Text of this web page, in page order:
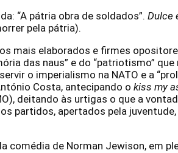
“A pátria obra de soldados”. Dulce
pela pátria).
mais elaborados e firmes
das naus” e do “patriotismo”
o imperialismo na NATO e a
Costa, antecipando o kiss my
deitando às urtigas o que a
partidos, apertados pela
comédia de Norman Jewison, em